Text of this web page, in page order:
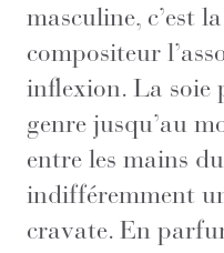
masculine, c’est
compositeur
inflexion. La soie
genre jusqu’au
entre les mains
indifféremment
cravate. En